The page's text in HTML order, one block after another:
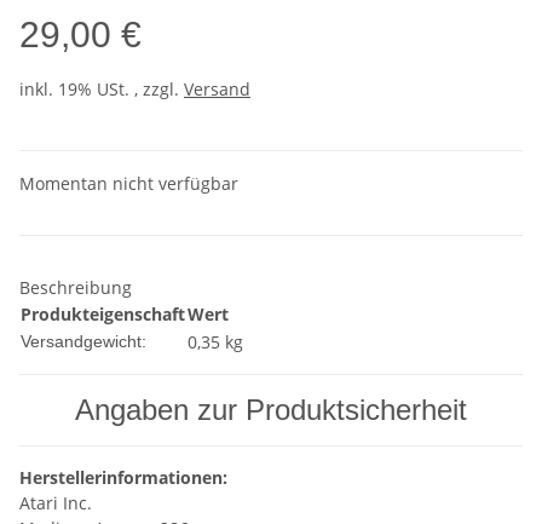
29,00 €
inkl. 19% USt. , zzgl. Versand
Momentan nicht verfügbar
Beschreibung
ProdukteigenschaftWert
Versandgewicht: 0,35 kg
Angaben zur Produktsicherheit
Herstellerinformationen:
Atari Inc.